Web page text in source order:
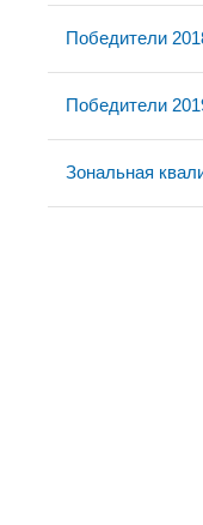
Победители
Победители
Зональная